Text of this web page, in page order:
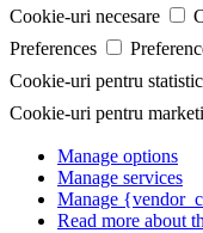
Cookie-uri necesare
Preferences
Cookie-uri pentru
Cookie-uri pentru
Manage options
Manage services
Manage
Read more about